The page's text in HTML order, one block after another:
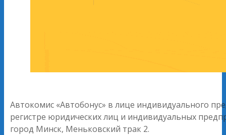
Автокомис «Автобонус» в лице индивидуального
регистре юридических лиц и индивидуальных
город Минск, Меньковский трак 2.